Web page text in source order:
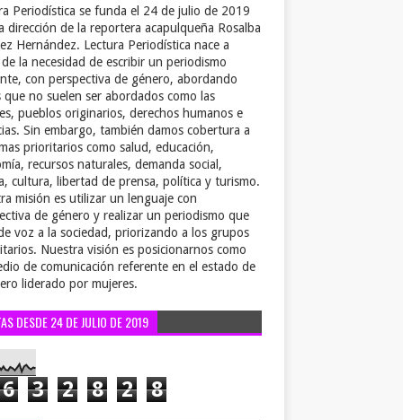
Periodística se funda el 24 de julio de 2019
dirección de la reportera acapulqueña Rosalba
Hernández. Lectura Periodística nace a
la necesidad de escribir un periodismo
con perspectiva de género, abordando
que no suelen ser abordados como las
pueblos originarios, derechos humanos e
Sin embargo, también damos cobertura a
prioritarios como salud, educación,
recursos naturales, demanda social,
cultura, libertad de prensa, política y turismo.
misión es utilizar un lenguaje con
de género y realizar un periodismo que
voz a la sociedad, priorizando a los grupos
Nuestra visión es posicionarnos como
de comunicación referente en el estado de
liderado por mujeres.
DESDE 24 DE JULIO DE 2019
6 3 2 8 2 8